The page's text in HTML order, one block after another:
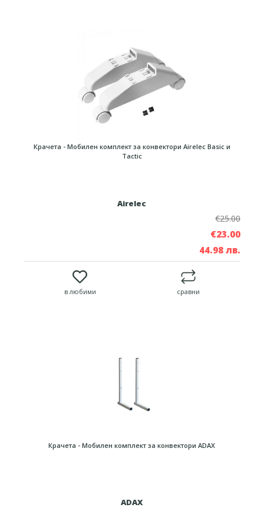
Крачета - Мобилен комплект за конвектори Airelec Basic и
Tactic
Airelec
€25.00
€23.00
44.98 лв.
в любими сравни
Крачета - Мобилен комплект за конвектори ADAX
ADAX